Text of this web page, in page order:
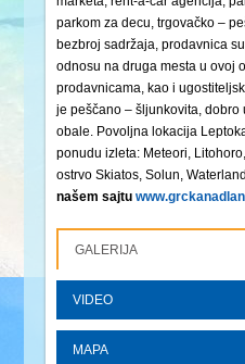
parkom za decu, trgovačko –
bezbroj sadržaja, prodavnica
odnosu na druga mesta u ovoj
prodavnicama, kao i
je peščano – šljunkovita,
obale. Povoljna lokacija
ponudu izleta: Meteori,
ostrvo Skiatos, Solun,
našem sajtu
GALERIJA
VIDEO
MAPA